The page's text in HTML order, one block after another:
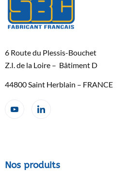
6 Route du Plessis-Bouchet
Z.I. de la Loire – Bâtiment D
44800 Saint Herblain – FRANCE
Nos produits